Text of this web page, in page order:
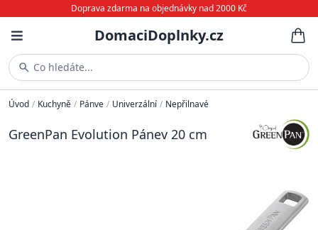
Doprava zdarma na objednávky nad 2000 Kč
DomaciDoplnky.cz
Co hledáte...
Úvod / Kuchyně / Pánve / Univerzální / Nepřilnavé
GreenPan Evolution Pánev 20 cm